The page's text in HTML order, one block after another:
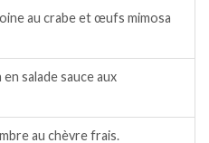
au crabe et œufs mimosa
salade sauce aux
au chèvre frais.